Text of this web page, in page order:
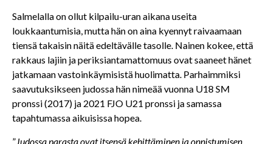
Salmelalla on ollut kilpailu-uran aikana useita
loukkaantumisia, mutta hän on aina kyennyt raivaamaan
tiensä takaisin näitä edeltävälle tasolle. Nainen kokee, että
rakkaus lajiin ja periksiantamattomuus ovat saaneet hänet
jatkamaan vastoinkäymisistä huolimatta. Parhaimmiksi
saavutuksikseen judossa hän nimeää vuonna U18 SM
pronssi (2017) ja 2021 FJO U21 pronssi ja samassa
tapahtumassa aikuisissa hopea.
”Judossa parasta ovat itsensä kehittäminen ja onnistumisen